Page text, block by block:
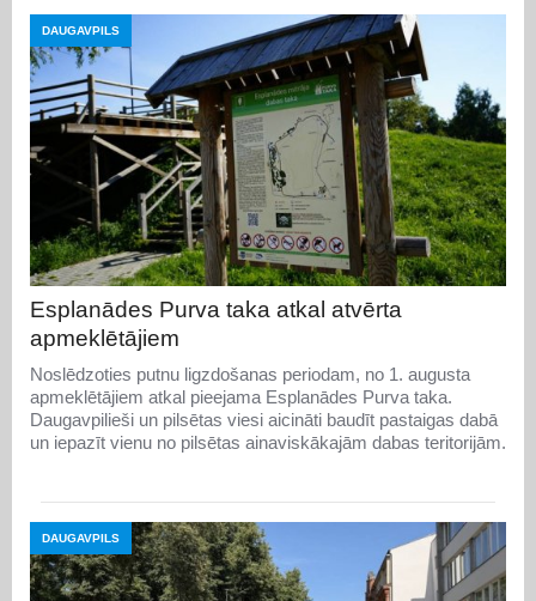
DAUGAVPILS
Esplanādes Purva taka atkal atvērta
apmeklētājiem
Noslēdzoties putnu ligzdošanas periodam, no 1. augusta
apmeklētājiem atkal pieejama Esplanādes Purva taka.
Daugavpilieši un pilsētas viesi aicināti baudīt pastaigas dabā
un iepazīt vienu no pilsētas ainaviskākajām dabas teritorijām.
DAUGAVPILS